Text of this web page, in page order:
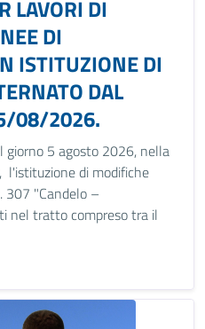
LAVORI DI
DI
ISTITUZIONE DI
DAL
08/2026.
giorno 5 agosto 2026, nella
l'istituzione di modifiche
307 "Candelo –
nel tratto compreso tra il